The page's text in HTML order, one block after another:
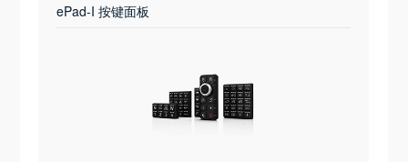
ePad-I 按键面板